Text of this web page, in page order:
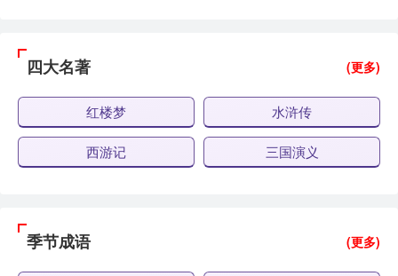
四大名著 (更多)
红楼梦 水浒传
西游记 三国演义
季节成语 (更多)